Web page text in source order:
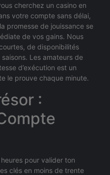
cherchez un casino en
votre compte sans délai,
promesse de jouissance se
de vos gains. Nous
de disponibilités
Les amateurs de
d’exécution est un
le prouve chaque minute.
:
pour valider ton
clés en moins de trente